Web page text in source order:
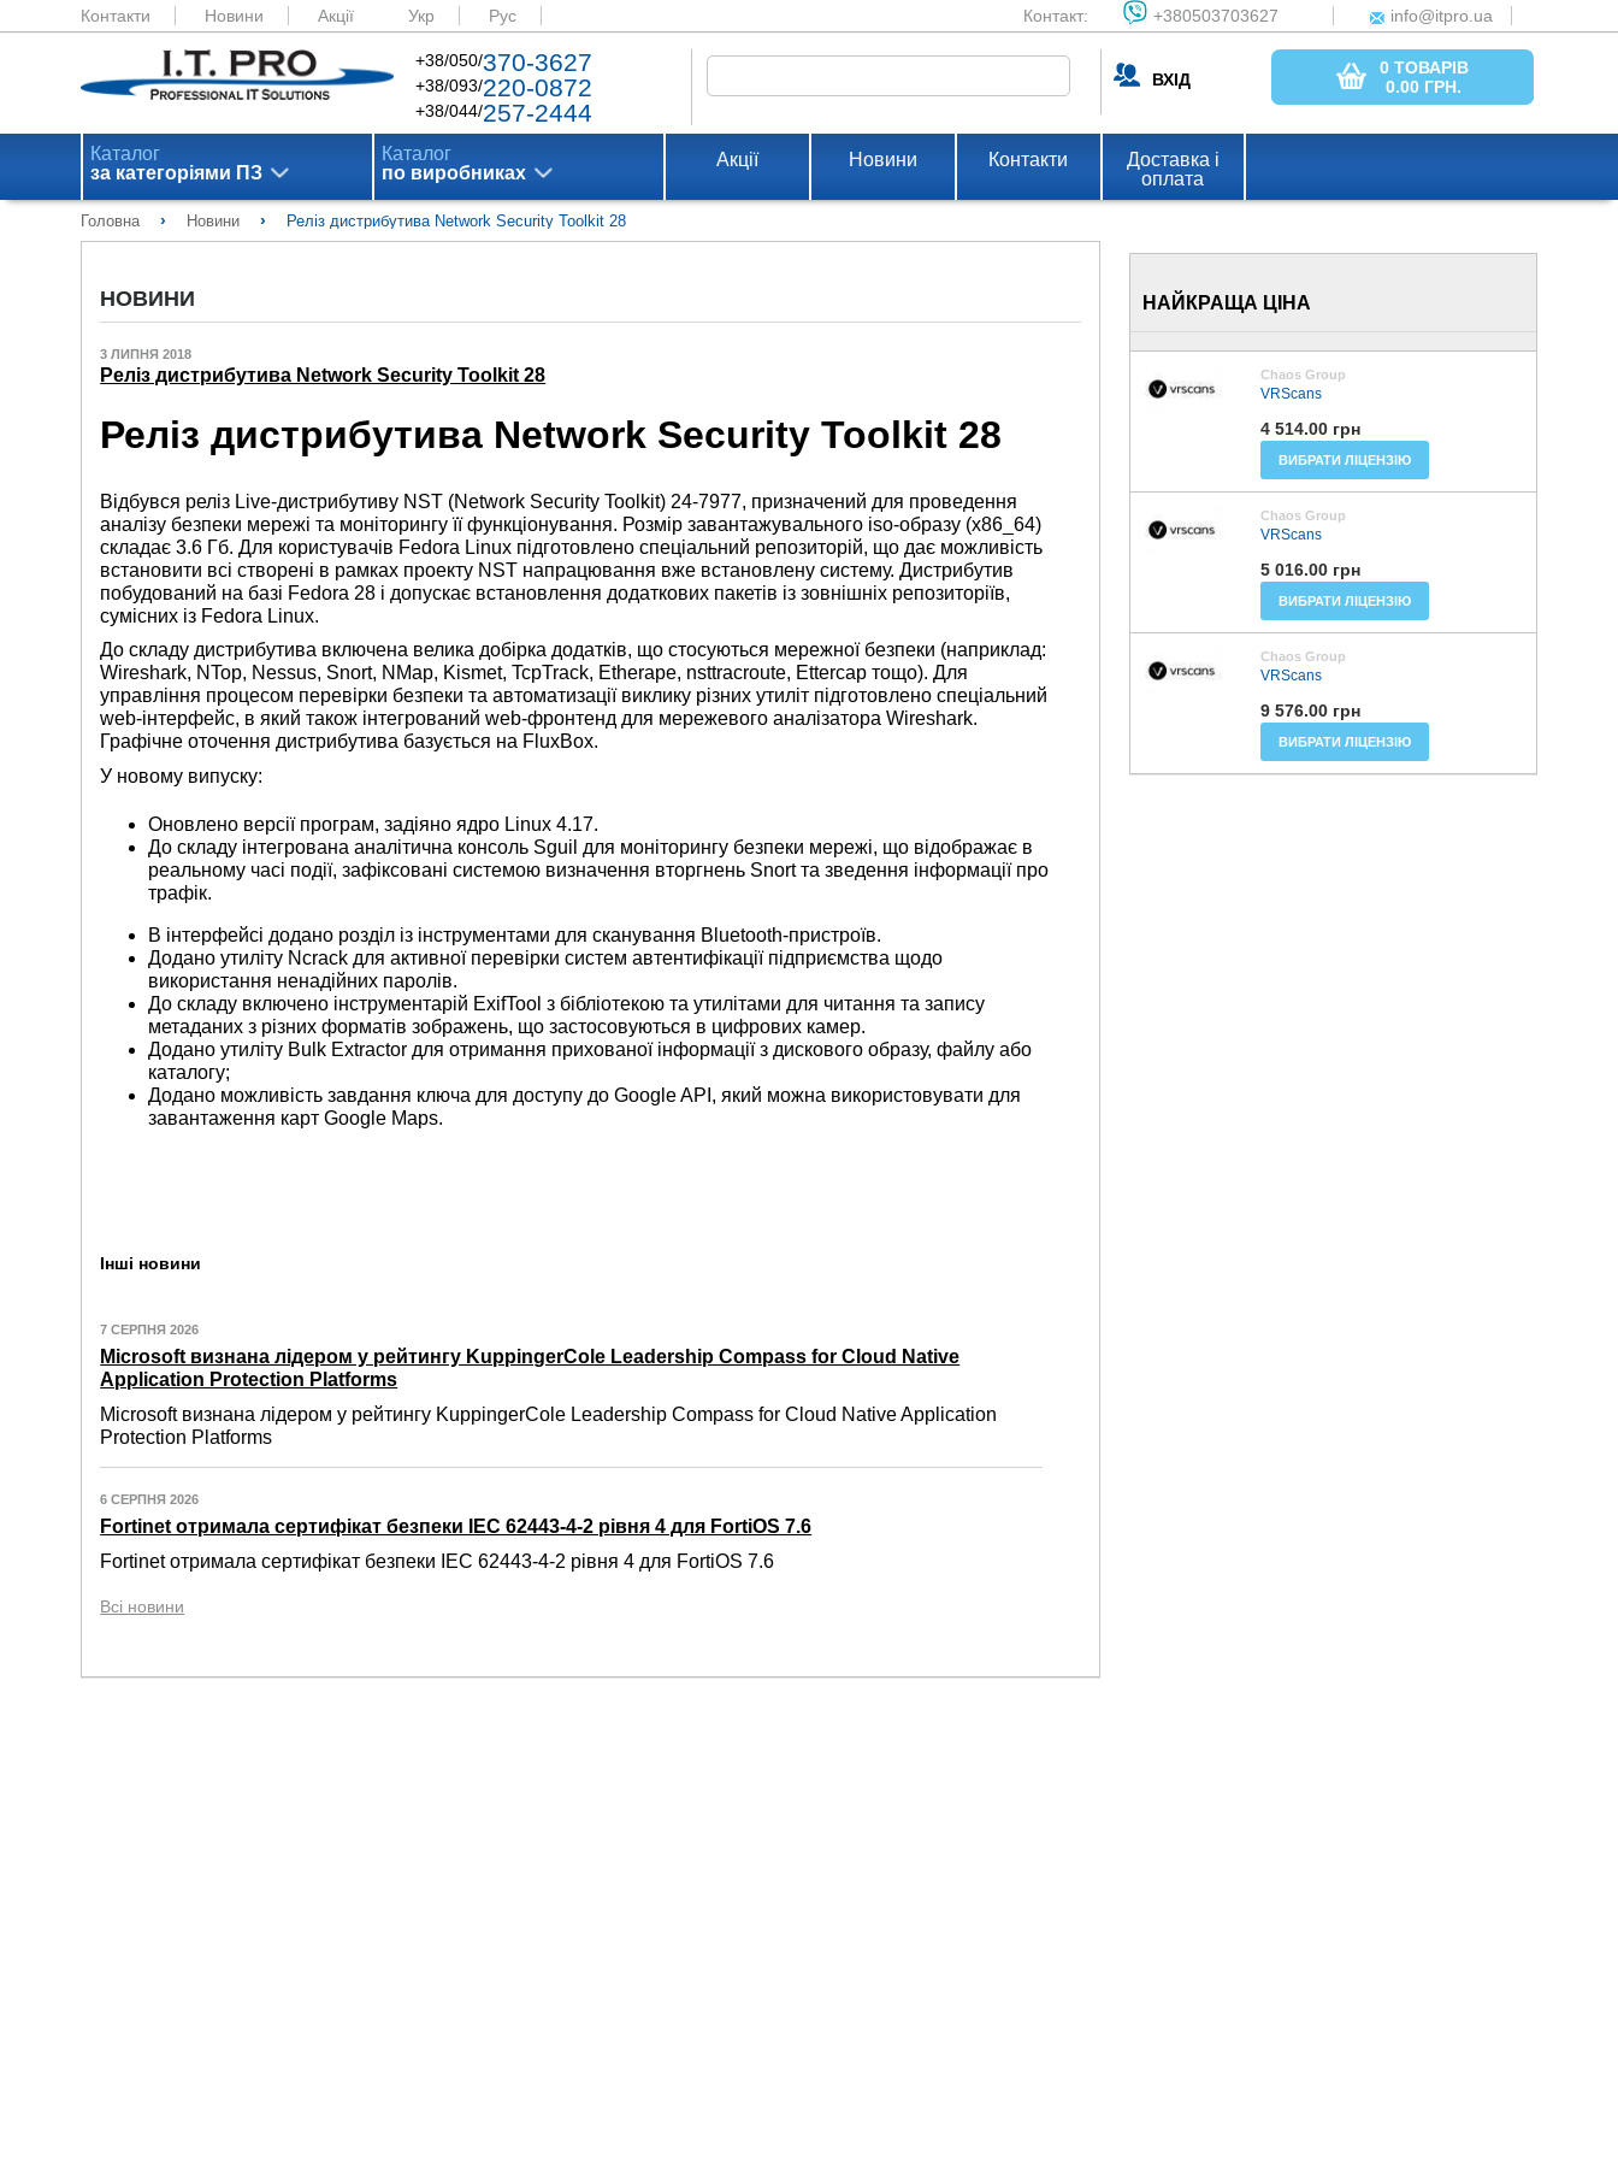
Контакти Новини Акції Укр Рус Контакт: +380503703627 info@itpro.ua
+38/050/370-3627
+38/093/220-0872
+38/044/257-2444
ВХІД
0 ТОВАРІВ
0.00 ГРН.
Каталог
за категоріями ПЗ
Каталог
по виробниках
Акції Новини Контакти
Доставка і
оплата
Головна › Новини › Реліз дистрибутива Network Security Toolkit 28
НОВИНИ
3 ЛИПНЯ 2018
Реліз дистрибутива Network Security Toolkit 28
Реліз дистрибутива Network Security Toolkit 28
Відбувся реліз Live-дистрибутиву NST (Network Security Toolkit) 24-7977, призначений для проведення
аналізу безпеки мережі та моніторингу її функціонування. Розмір завантажувального iso-образу (x86_64)
складає 3.6 Гб. Для користувачів Fedora Linux підготовлено спеціальний репозиторій, що дає можливість
встановити всі створені в рамках проекту NST напрацювання вже встановлену систему. Дистрибутив
побудований на базі Fedora 28 і допускає встановлення додаткових пакетів із зовнішніх репозиторіїв,
сумісних із Fedora Linux.
До складу дистрибутива включена велика добірка додатків, що стосуються мережної безпеки (наприклад:
Wireshark, NTop, Nessus, Snort, NMap, Kismet, TcpTrack, Etherape, nsttracroute, Ettercap тощо). Для
управління процесом перевірки безпеки та автоматизації виклику різних утиліт підготовлено спеціальний
web-інтерфейс, в який також інтегрований web-фронтенд для мережевого аналізатора Wireshark.
Графічне оточення дистрибутива базується на FluxBox.
У новому випуску:
Оновлено версії програм, задіяно ядро ​​Linux 4.17.
До складу інтегрована аналітична консоль Sguil для моніторингу безпеки мережі, що відображає в
реальному часі події, зафіксовані системою визначення вторгнень Snort та зведення інформації про
трафік.
В інтерфейсі додано розділ із інструментами для сканування Bluetooth-пристроїв.
Додано утиліту Ncrack для активної перевірки систем автентифікації підприємства щодо
використання ненадійних паролів.
До складу включено інструментарій ExifTool з бібліотекою та утилітами для читання та запису
метаданих з різних форматів зображень, що застосовуються в цифрових камер.
Додано утиліту Bulk Extractor для отримання прихованої інформації з дискового образу, файлу або
каталогу;
Додано можливість завдання ключа для доступу до Google API, який можна використовувати для
завантаження карт Google Maps.
Інші новини
7 СЕРПНЯ 2026
Microsoft визнана лідером у рейтингу KuppingerCole Leadership Compass for Cloud Native
Application Protection Platforms
Microsoft визнана лідером у рейтингу KuppingerCole Leadership Compass for Cloud Native Application
Protection Platforms
6 СЕРПНЯ 2026
Fortinet отримала сертифікат безпеки IEC 62443-4-2 рівня 4 для FortiOS 7.6
Fortinet отримала сертифікат безпеки IEC 62443-4-2 рівня 4 для FortiOS 7.6
Всі новини
НАЙКРАЩА ЦІНА
Chaos Group
VRScans
4 514.00 грн
ВИБРАТИ ЛІЦЕНЗІЮ
Chaos Group
VRScans
5 016.00 грн
ВИБРАТИ ЛІЦЕНЗІЮ
Chaos Group
VRScans
9 576.00 грн
ВИБРАТИ ЛІЦЕНЗІЮ